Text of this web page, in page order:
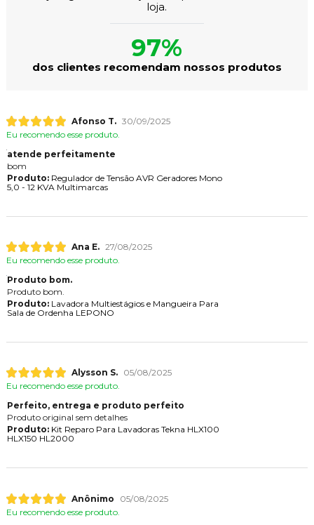
loja.
97%
dos clientes recomendam nossos produtos
Afonso T. 30/09/2025
Eu recomendo esse produto.
atende perfeitamente
bom
Produto:Regulador de Tensão AVR Geradores Mono
5,0 - 12 KVA Multimarcas
Ana E. 27/08/2025
Eu recomendo esse produto.
Produto bom.
Produto bom.
Produto:Lavadora Multiestágios e Mangueira Para
Sala de Ordenha LEPONO
Alysson S.
05/08/2025
Eu recomendo esse produto.
Perfeito, entrega e produto perfeito
Produto original sem detalhes
Produto:Kit Reparo Para Lavadoras Tekna HLX100
HLX150 HL2000
Anônimo
05/08/2025
Eu recomendo esse produto.